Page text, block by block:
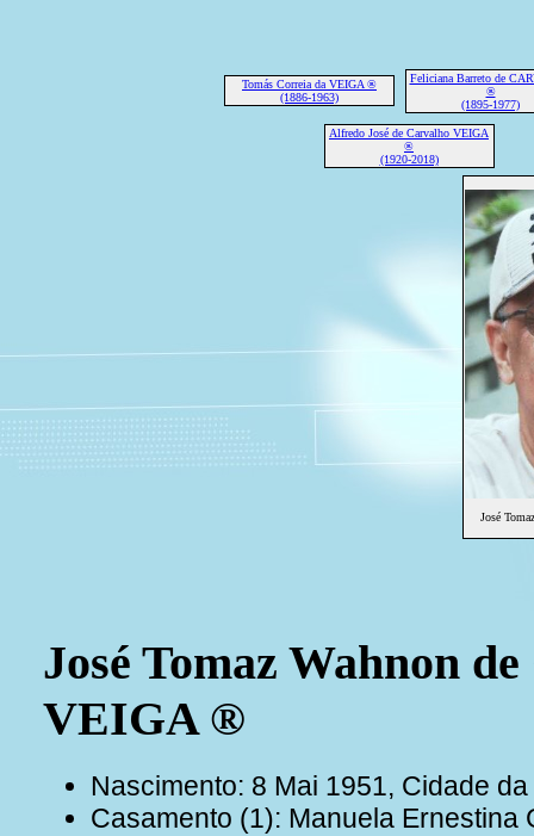
Tomás Correia da VEIGA ®
(1886-1963)
Feliciana Barreto de
®
(1895-1977)
Alfredo José de Carvalho VEIGA
®
(1920-2018)
José
José Tomaz Wahnon
VEIGA ®
Nascimento: 8 Mai 1951, Cidade
Casamento (1): Manuela Ernestina